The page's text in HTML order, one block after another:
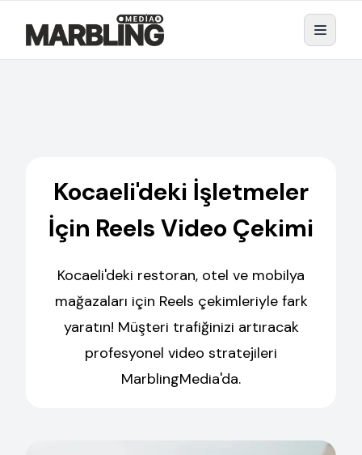
Kocaeli'deki İşletmeler
İçin Reels Video Çekimi
Kocaeli'deki restoran, otel ve mobilya
mağazaları için Reels çekimleriyle fark
yaratın! Müşteri trafiğinizi artıracak
profesyonel video stratejileri
MarblingMedia'da.